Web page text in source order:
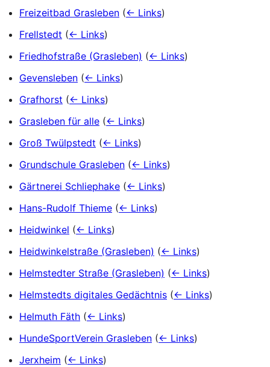
Freizeitbad Grasleben (← Links)
Frellstedt (← Links)
Friedhofstraße (Grasleben) (← Links)
Gevensleben (← Links)
Grafhorst (← Links)
Grasleben für alle (← Links)
Groß Twülpstedt (← Links)
Grundschule Grasleben (← Links)
Gärtnerei Schliephake (← Links)
Hans-Rudolf Thieme (← Links)
Heidwinkel (← Links)
Heidwinkelstraße (Grasleben) (← Links)
Helmstedter Straße (Grasleben) (← Links)
Helmstedts digitales Gedächtnis (← Links)
Helmuth Fäth (← Links)
HundeSportVerein Grasleben (← Links)
Jerxheim (← Links)